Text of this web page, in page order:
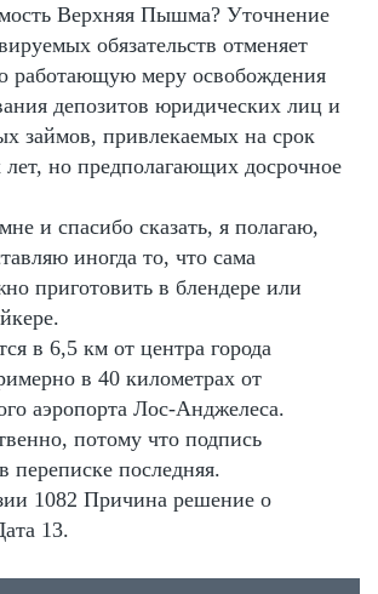
Верхняя Пышма? Уточнение
обязательств отменяет
работающую меру освобождения
депозитов юридических лиц и
займов, привлекаемых на срок
лет, но предполагающих досрочное
и спасибо сказать, я полагаю,
иногда то, что сама
приготовить в блендере или
в 6,5 км от центра города
в 40 километрах от
аэропорта Лос-Анджелеса.
потому что подпись
переписке последняя.
1082 Причина решение о
13.